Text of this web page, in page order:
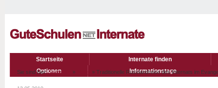
Startseite
Internate finden
Optionen
Informationstage
Sie sind hier:Startseite » » Traditionelle Russlandreise des Internats im